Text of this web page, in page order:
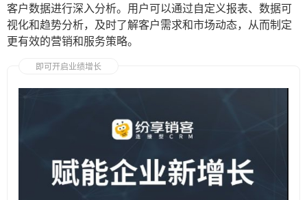
客户数据进行深入分析。用户可以通过自定义报表、数据可
视化和趋势分析，及时了解客户需求和市场动态，从而制定
更有效的营销和服务策略。
即可开启业绩增长